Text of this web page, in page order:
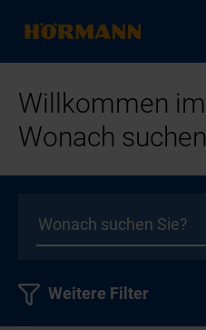
Willkommen
Wonach
Weitere Filter